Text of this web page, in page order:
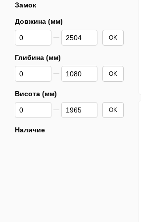
Замок
Довжина (мм)
От Довжина (мм)
До Довжина (мм) OK
Глибина (мм)
От Глибина (мм)
До Глибина (мм) OK
Висота (мм)
От Висота (мм)
До Висота (мм) OK
Наличие